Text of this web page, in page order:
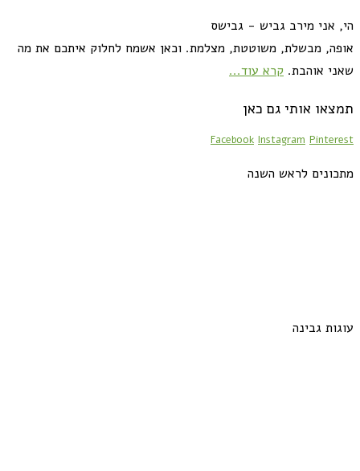
הי, אני מירב גביש - גבישס
אופה, מבשלת, משוטטת, מצלמת. וכאן אשמח לחלוק איתכם את מה
שאני אוהבת. קרא עוד...
תמצאו אותי גם כאן
Facebook Instagram Pinterest
מתכונים לראש השנה
עוגות גבינה